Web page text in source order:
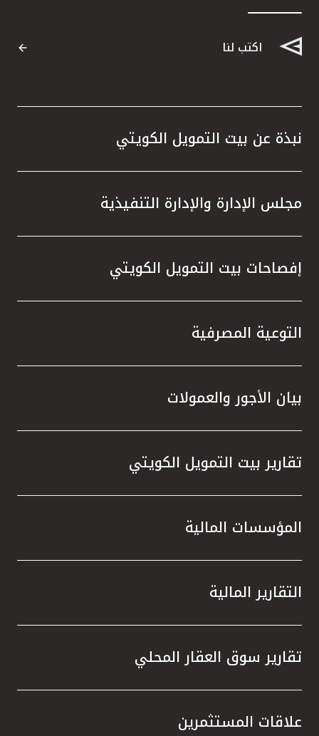
اكتب لنا
نبذة عن بيت التمويل الكويتي
مجلس الإدارة والإدارة التنفيذية
إفصاحات بيت التمويل الكويتي
التوعية المصرفية
بيان الأجور والعمولات
تقارير بيت التمويل الكويتي
المؤسسات المالية
التقارير المالية
تقارير سوق العقار المحلي
علاقات المستثمرين